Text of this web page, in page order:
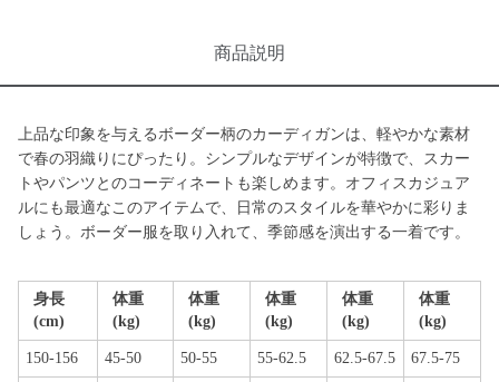
商品説明
上品な印象を与えるボーダー柄のカーディガンは、軽やかな素材
で春の羽織りにぴったり。シンプルなデザインが特徴で、スカー
トやパンツとのコーディネートも楽しめます。オフィスカジュア
ルにも最適なこのアイテムで、日常のスタイルを華やかに彩りま
しょう。ボーダー服を取り入れて、季節感を演出する一着です。
身長
(cm)
体重
(kg)
体重
(kg)
体重
(kg)
体重
(kg)
体重
(kg)
150-156 45-50 50-55 55-62.5 62.5-67.5 67.5-75